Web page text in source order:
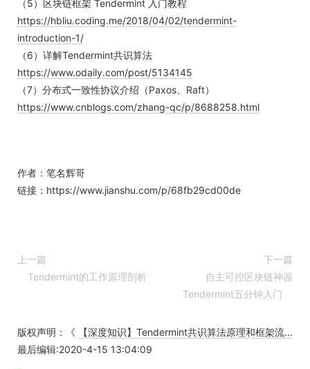
（5）区块链框架 Tendermint 入门教程
https://hbliu.coding.me/2018/04/02/tendermint-
introduction-1/
（6）详解Tendermint共识算法
https://www.odaily.com/post/5134145
（7）分布式一致性协议介绍（Paxos、Raft）
https://www.cnblogs.com/zhang-qc/p/8688258.html
作者：笔名辉哥
链接：https://www.jianshu.com/p/68fb29cd00de
上一篇
Tendermint的工作原理剖析
下一篇
自主可控区块链神器
Tendermint五分钟入门
版权声明：《 【深度知识】Tendermint共识算法原理和框架流程
最后编辑:2020-4-15 13:04:09